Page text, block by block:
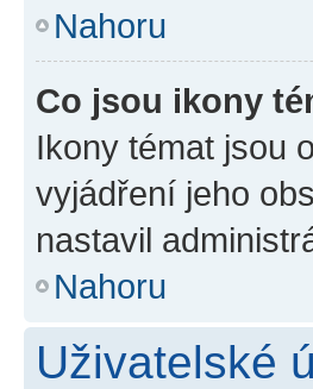
Nahoru
Co jsou ikony
Ikony témat jsou
vyjádření jeho
nastavil
Nahoru
Uživatelské